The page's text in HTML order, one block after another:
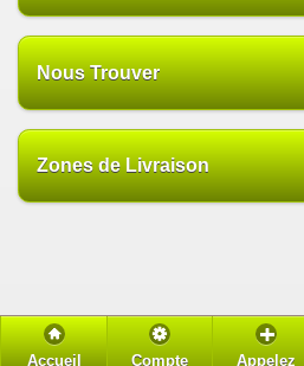
Nous Trouver
Zones de Livraison
Accueil Compte Appelez